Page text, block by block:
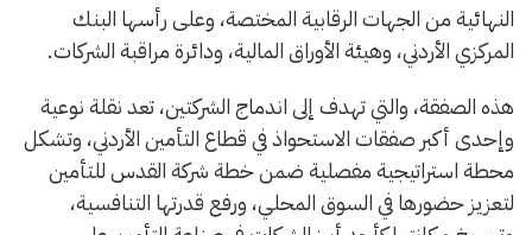
النهائية من الجهات الرقابية المختصة، وعلى رأسها البنك
المركزي الأردني، وهيئة الأوراق المالية، ودائرة مراقبة الشركات.
هذه الصفقة، والتي تهدف إلى اندماج الشركتين، تعد نقلة نوعية
وإحدى أكبر صفقات الاستحواذ في قطاع التأمين الأردني، وتشكل
محطة استراتيجية مفصلية ضمن خطة شركة القدس للتأمين
لتعزيز حضورها في السوق المحلي، ورفع قدرتها التنافسية،